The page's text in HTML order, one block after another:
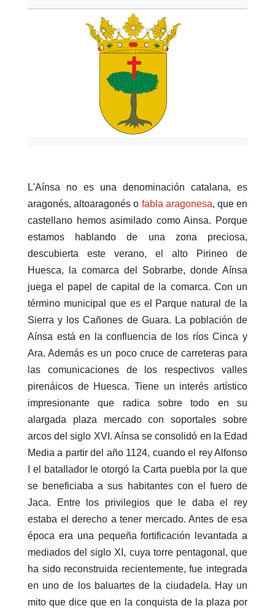
L'Aínsa no es una denominación catalana, es
aragonés, altoaragonés o fabla aragonesa, que en
castellano hemos asimilado como Ainsa. Porque
estamos hablando de una zona preciosa,
descubierta este verano, el alto Pirineo de
Huesca, la comarca del Sobrarbe, donde Aínsa
juega el papel de capital de la comarca. Con un
término municipal que es el Parque natural de la
Sierra y los Cañones de Guara. La población de
Aínsa está en la confluencia de los ríos Cinca y
Ara. Además es un poco cruce de carreteras para
las comunicaciones de los respectivos valles
pirenáicos de Huesca. Tiene un interés artístico
impresionante que radica sobre todo en su
alargada plaza mercado con soportales sobre
arcos del siglo XVI. Aínsa se consolidó en la Edad
Media a partir del año 1124, cuando el rey Alfonso
I el batallador le otorgó la Carta puebla por la que
se beneficiaba a sus habitantes con el fuero de
Jaca. Entre los privilegios que le daba el rey
estaba el derecho a tener mercado. Antes de esa
época era una pequeña fortificación levantada a
mediados del siglo XI, cuya torre pentagonal, que
ha sido reconstruida recientemente, fue integrada
en uno de los baluartes de la ciudadela. Hay un
mito que dice que en la conquista de la plaza por